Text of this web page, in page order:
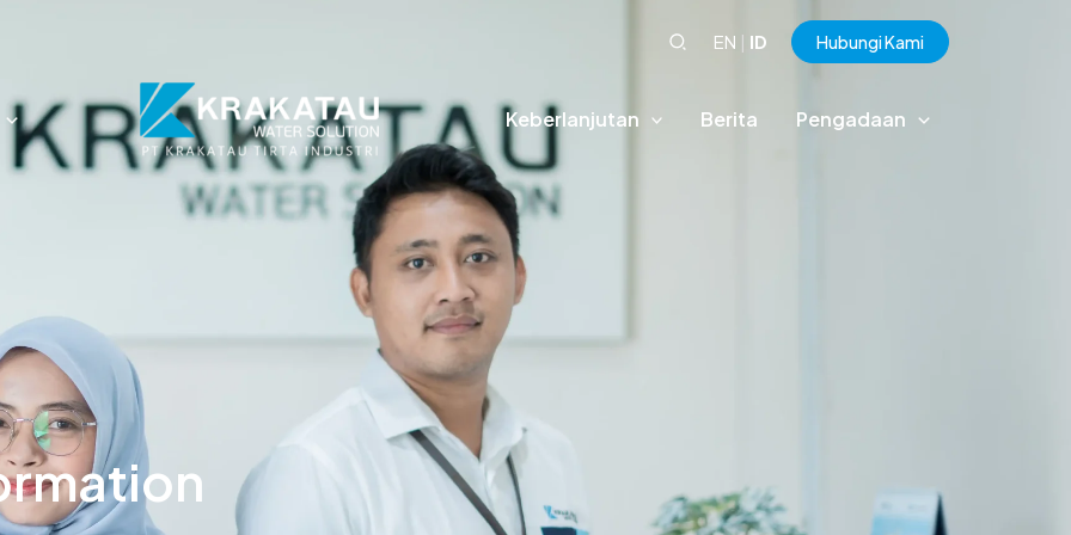
EN | ID Hubungi Kami
Keberlanjutan Berita Pengadaan